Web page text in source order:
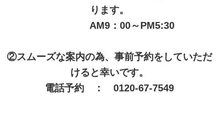
ります。
AM9：00～PM5:30
②スムーズな案内の為、事前予約をしていただ
けると幸いです。
電話予約 ： 0120-67-7549